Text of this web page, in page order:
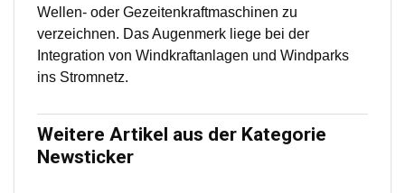
Wellen- oder Gezeitenkraftmaschinen zu
verzeichnen. Das Augenmerk liege bei der
Integration von Windkraftanlagen und Windparks
ins Stromnetz.
Weitere Artikel aus der Kategorie
Newsticker